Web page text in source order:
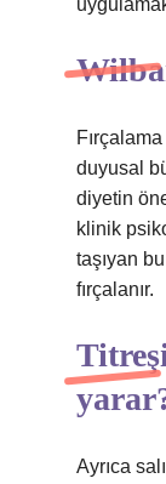
duyusal
diyetin
klinik
taşıyan
fırçalanır.
Ayrıca